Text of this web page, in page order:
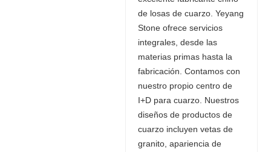
de losas de cuarzo. Yeyang
Stone ofrece servicios
integrales, desde las
materias primas hasta la
fabricación. Contamos con
nuestro propio centro de
I+D para cuarzo. Nuestros
diseños de productos de
cuarzo incluyen vetas de
granito, apariencia de